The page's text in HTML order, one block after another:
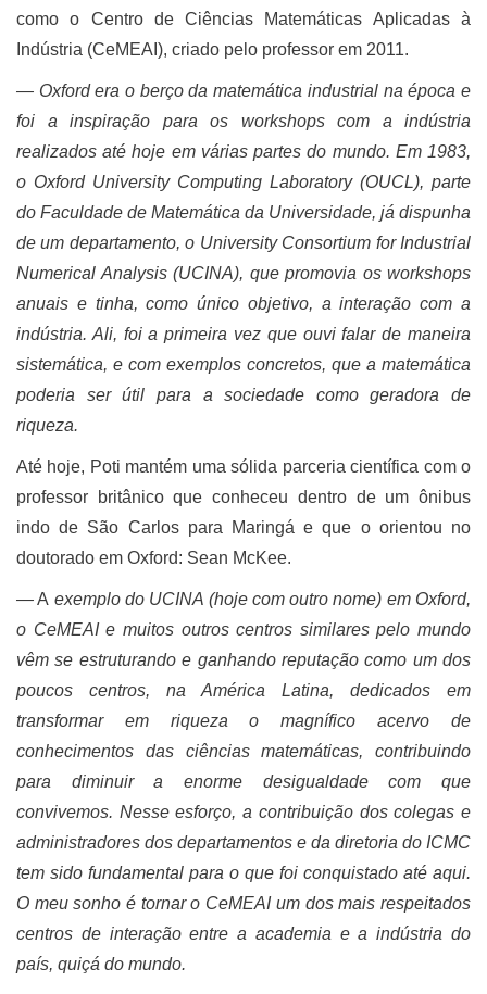
como o Centro de Ciências Matemáticas Aplicadas à
Indústria (CeMEAI), criado pelo professor em 2011.
― Oxford era o berço da matemática industrial na época e
foi a inspiração para os workshops com a indústria
realizados até hoje em várias partes do mundo. Em 1983,
o Oxford University Computing Laboratory (OUCL), parte
do Faculdade de Matemática da Universidade, já dispunha
de um departamento, o University Consortium for Industrial
Numerical Analysis (UCINA), que promovia os workshops
anuais e tinha, como único objetivo, a interação com a
indústria. Ali, foi a primeira vez que ouvi falar de maneira
sistemática, e com exemplos concretos, que a matemática
poderia ser útil para a sociedade como geradora de
riqueza.
Até hoje, Poti mantém uma sólida parceria científica com o
professor britânico que conheceu dentro de um ônibus
indo de São Carlos para Maringá e que o orientou no
doutorado em Oxford: Sean McKee.
―A exemplo do UCINA (hoje com outro nome) em Oxford,
o CeMEAI e muitos outros centros similares pelo mundo
vêm se estruturando e ganhando reputação como um dos
poucos centros, na América Latina, dedicados em
transformar em riqueza o magnífico acervo de
conhecimentos das ciências matemáticas, contribuindo
para diminuir a enorme desigualdade com que
convivemos. Nesse esforço, a contribuição dos colegas e
administradores dos departamentos e da diretoria do ICMC
tem sido fundamental para o que foi conquistado até aqui.
O meu sonho é tornar o CeMEAI um dos mais respeitados
centros de interação entre a academia e a indústria do
país, quiçá do mundo.